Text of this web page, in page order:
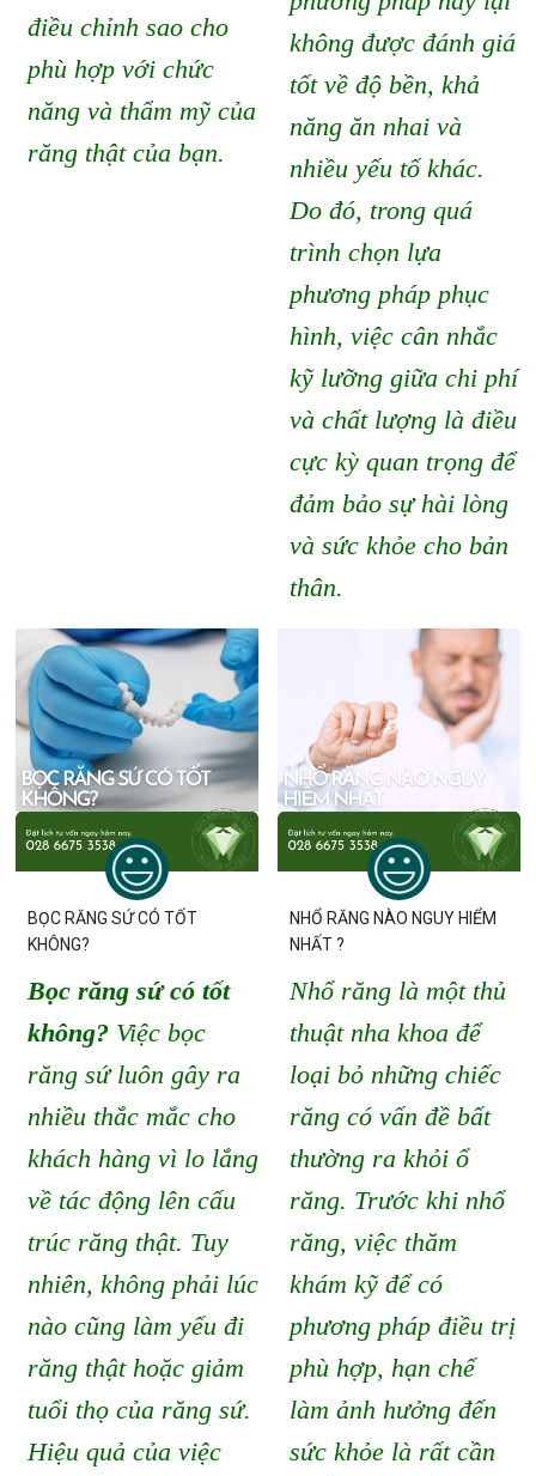
điều chỉnh sao cho
phù hợp với chức
năng và thẩm mỹ của
răng thật của bạn.
không được đánh giá
tốt về độ bền, khả
năng ăn nhai và
nhiều yếu tố khác.
Do đó, trong quá
trình chọn lựa
phương pháp phục
hình, việc cân nhắc
kỹ lưỡng giữa chi phí
và chất lượng là điều
cực kỳ quan trọng để
đảm bảo sự hài lòng
và sức khỏe cho bản
thân.
BỌC RĂNG SỨ CÓ TỐT
KHÔNG?
Bọc răng sứ có tốt
không? Việc bọc
răng sứ luôn gây ra
nhiều thắc mắc cho
khách hàng vì lo lắng
về tác động lên cấu
trúc răng thật. Tuy
nhiên, không phải lúc
nào cũng làm yếu đi
răng thật hoặc giảm
tuổi thọ của răng sứ.
Hiệu quả của việc
NHỔ RĂNG NÀO NGUY HIỂM
NHẤT ?
Nhổ răng là một thủ
thuật nha khoa để
loại bỏ những chiếc
răng có vấn đề bất
thường ra khỏi ổ
răng. Trước khi nhổ
răng, việc thăm
khám kỹ để có
phương pháp điều trị
phù hợp, hạn chế
làm ảnh hưởng đến
sức khỏe là rất cần